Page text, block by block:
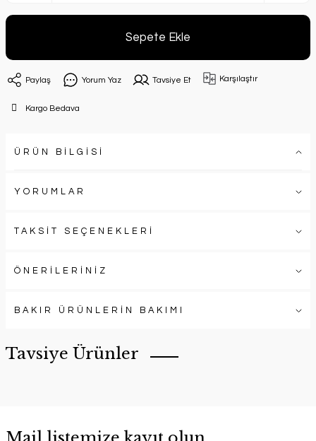
Sepete Ekle
Paylaş Yorum Yaz Tavsiye Et Karşılaştır
Kargo Bedava
ÜRÜN BİLGİSİ
YORUMLAR
TAKSİT SEÇENEKLERİ
ÖNERİLERİNİZ
BAKIR ÜRÜNLERİN BAKIMI
Tavsiye Ürünler